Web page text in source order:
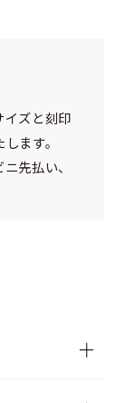
ズと刻印
ます。
先払い、